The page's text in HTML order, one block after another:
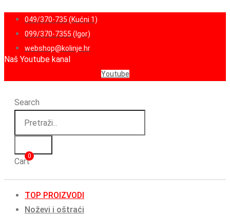
049/370-735 (Kućni 1)
099/370-7355 (Igor)
webshop@kolinje.hr
Naš Youtube kanal
Youtube
Search
0
Cart
TOP PROIZVODI
Noževi i oštraći